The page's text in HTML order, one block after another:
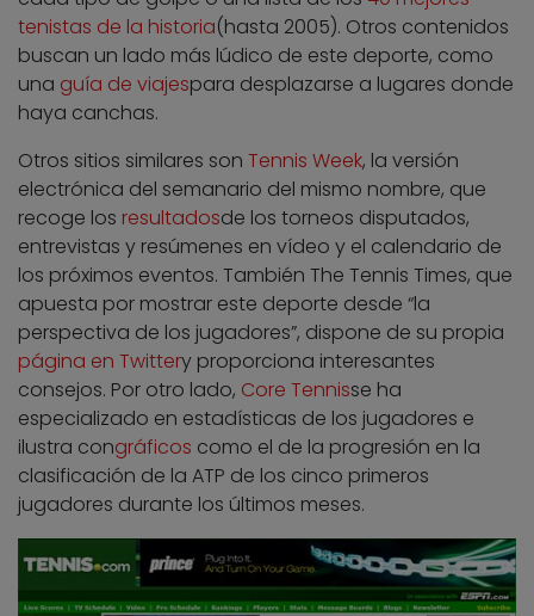
tenistas de la historia(hasta 2005). Otros contenidos
buscan un lado más lúdico de este deporte, como
una guía de viajespara desplazarse a lugares donde
haya canchas.
Otros sitios similares son Tennis Week, la versión
electrónica del semanario del mismo nombre, que
recoge los resultadosde los torneos disputados,
entrevistas y resúmenes en vídeo y el calendario de
los próximos eventos. También The Tennis Times, que
apuesta por mostrar este deporte desde “la
perspectiva de los jugadores”, dispone de su propia
página en Twittery proporciona interesantes
consejos. Por otro lado, Core Tennisse ha
especializado en estadísticas de los jugadores e
ilustra congráficos como el de la progresión en la
clasificación de la ATP de los cinco primeros
jugadores durante los últimos meses.